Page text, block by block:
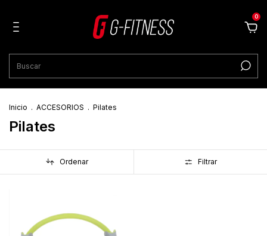
0
Inicio . ACCESORIOS . Pilates
Pilates
Ordenar Filtrar